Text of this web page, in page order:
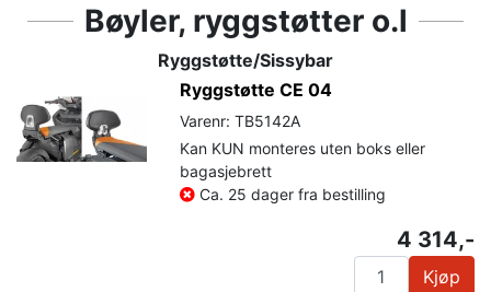
Bøyler, ryggstøtter o.l
Ryggstøtte/Sissybar
Ryggstøtte CE 04
Varenr: TB5142A
Kan KUN monteres uten boks eller
bagasjebrett
Ca. 25 dager fra bestilling
4 314,-
Kjøp